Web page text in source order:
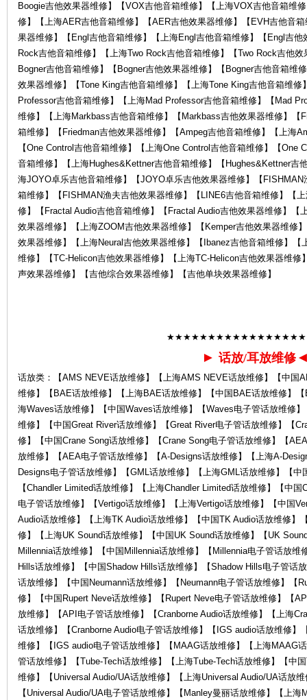
Boogie吉他效果器维修】【VOX吉他音箱维修】【上海VOX吉他音箱维
修】【上海AER吉他音箱维修】【AER吉他效果器维修】【EVH吉他音
果器维修】【Engl吉他音箱维修】【上海Engl吉他音箱维修】【Engl吉
Rock吉他音箱维修】【上海Two Rock吉他音箱维修】【Two Rock吉他
Bogner吉他音箱维修】【Bogner吉他效果器维修】【Bogner吉他音箱维
效果器维修】【Tone King吉他音箱维修】【上海Tone King吉他音箱维
Professor吉他音箱维修】【上海Mad Professor吉他音箱维修】【Mad
维修】【上海Markbass吉他音箱维修】【Markbass吉他效果器维修】【
箱维修】【Friedman吉他效果器维修】【Ampeg吉他音箱维修】【上海
【One Control吉他音箱维修】【上海One Control吉他音箱维修】【One
音箱维修】【上海Hughes&Kettner吉他音箱维修】【Hughes&Kettner吉
海JOYO卓乐吉他音箱维修】【JOYO卓乐吉他效果器维修】【
箱维修】【FISHMAN渔夫吉他效果器维修】【LINE6吉他音箱维修】【
修】【Fractal Audio吉他音箱维修】【Fractal Audio吉他效果器维修】【
效果器维修】【上海ZOOM吉他效果器维修】【Kemper吉他效果器维修
效果器维修】【上海Neural吉他效果器维修】【Ibanez吉他音箱维修】
维修】【TC-Helicon吉他效果器维修】【上海TC-Helicon吉他效果器维
声效果器维修】【吉他综合效果器维修】【吉他单块效果器维修】
► 话放/耳放维修
话放类：【AMS NEVE话放维修】【上海AMS NEVE话放维修】【中国
维修】【BAE话放维修】【上海BAE话放维修】【中国BAE话放维修】
海Waves话放维修】【中国Waves话放维修】【Waves电子管话放维修
维修】【中国Great River话放维修】【Great River电子管话放维修】【
修】【中国Crane Song话放维修】【Crane Song电子管话放维修】【
放维修】【AEA电子管话放维修】【A-Designs话放维修】【上海A-
Designs电子管话放维修】【GML话放维修】【上海GML话放维修】【
【Chandler Limited话放维修】【上海Chandler Limited话放维修】【中
电子管话放维修】【Vertigo话放维修】【上海Vertigo话放维修】【中国
Audio话放维修】【上海TK Audio话放维修】【中国TK Audio话放维修】
修】【上海UK Sound话放维修】【中国UK Sound话放维修】【UK
Millennia话放维修】【中国Millennia话放维修】【Millennia电子管话放
Hills话放维修】【中国Shadow Hills话放维修】【Shadow Hills电子管话
话放维修】【中国Neumann话放维修】【Neumann电子管话放维修】【
修】【中国Rupert Neve话放维修】【Rupert Neve电子管话放维修】【
放维修】【API电子管话放维修】【Cranborne Audio话放维修】【上海
话放维修】【Cranborne Audio电子管话放维修】【IGS audio话放维修
维修】【IGS audio电子管话放维修】【MAAG话放维修】【上海MAAG
管话放维修】【Tube-Tech话放维修】【上海Tube-Tech话放维修】【中
维修】【Universal Audio/UA话放维修】【上海Universal Audio/UA话放
【Universal Audio/UA电子管话放维修】【Manley曼丽话放维修】【上